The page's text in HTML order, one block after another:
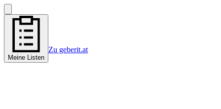
Meine Listen
Zu geberit.at